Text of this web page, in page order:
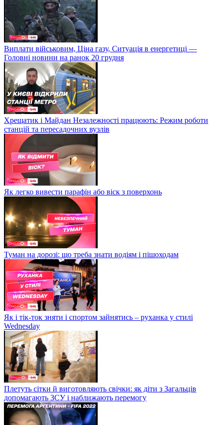
Виплати військовим, Ціна газу, Ситуація в енергетиці —
Головні новини на ранок 20 грудня
Хрещатик і Майдан Незалежності працюють: Режим роботи
станцій та пересадочних вузлів
Як легко вивести парафін або віск з поверхонь
Туман на дорозі: що треба знати водіям і пішоходам
Як і тік-ток зняти і спортом зайнятись – руханка у стилі
Wednesday
Плетуть сітки й виготовляють свічки: як діти з Загальців
допомагають ЗСУ і наближають перемогу